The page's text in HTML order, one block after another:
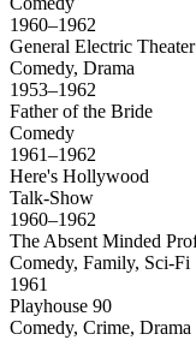
1960–1962
General Electric Theater
Comedy, Drama
1953–1962
Father of the Bride
Comedy
1961–1962
Here's Hollywood
Talk-Show
1960–1962
The Absent Minded
Comedy, Family, Sci-Fi
1961
Playhouse 90
Comedy, Crime, Drama